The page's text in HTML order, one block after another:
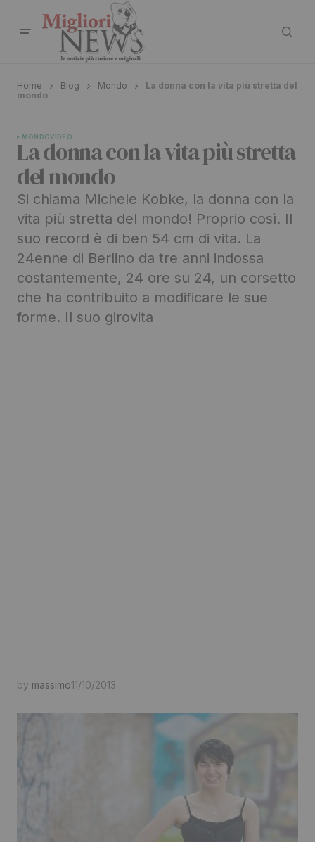
Home Blog Mondo
La donna con la vita più stretta del
mondo
MONDOVIDEO
La donna con la vita più stretta
del mondo
Si chiama Michele Kobke, la donna con la
vita più stretta del mondo! Proprio così. Il
suo record è di ben 54 cm di vita. La
24enne di Berlino da tre anni indossa
costantemente, 24 ore su 24, un corsetto
che ha contribuito a modificare le sue
forme. Il suo girovita
by massimo11/10/2013